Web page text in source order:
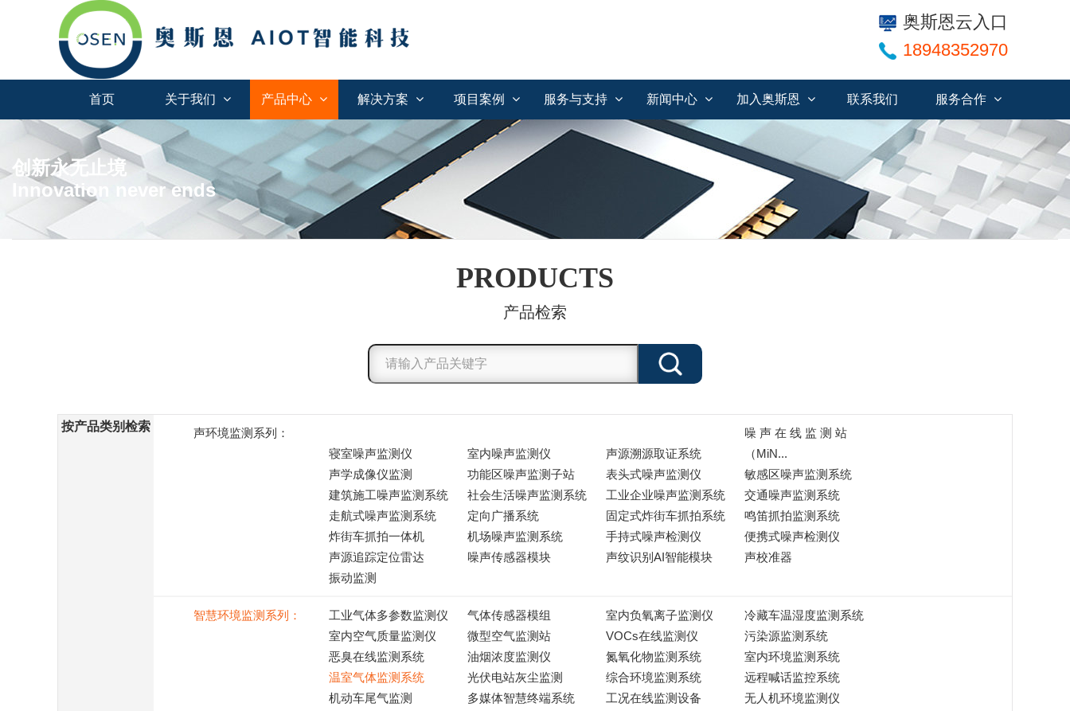
奥斯恩云入口
18948352970
首页 关于我们 产品中心 解决方案 项目案例 服务与支持 新闻中心 加入奥斯恩 联系我们 服务合作
创新永无止境
Innovation never ends
PRODUCTS
产品检索
按产品类别检索
声环境监测系列：
寝室噪声监测仪
室内噪声监测仪 声源溯源取证系统
噪 声 在 线 监 测 站
（MiN...
声学成像仪监测
功能区噪声监测子站 表头式噪声监测仪
敏感区噪声监测系统
建筑施工噪声监测系统
社会生活噪声监测系统 工业企业噪声监测系统
交通噪声监测系统
走航式噪声监测系统
定向广播系统 固定式炸街车抓拍系统
鸣笛抓拍监测系统
炸街车抓拍一体机
机场噪声监测系统 手持式噪声检测仪
便携式噪声检测仪
声源追踪定位雷达
噪声传感器模块 声纹识别AI智能模块
声校准器
振动监测
智慧环境监测系列： 工业气体多参数监测仪 气体传感器模组 室内负氧离子监测仪
冷藏车温湿度监测系统
室内空气质量监测仪
微型空气监测站 VOCs在线监测仪
污染源监测系统
恶臭在线监测系统
油烟浓度监测仪 氮氧化物监测系统
室内环境监测系统
温室气体监测系统
光伏电站灰尘监测 综合环境监测系统
远程喊话监控系统
机动车尾气监测
多媒体智慧终端系统 工况在线监测设备
无人机环境监测仪